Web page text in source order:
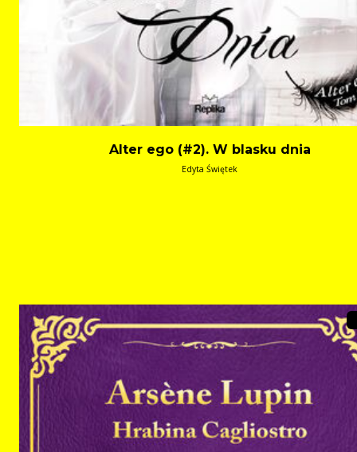
Alter ego (#2). W blasku dnia
Edyta Świętek